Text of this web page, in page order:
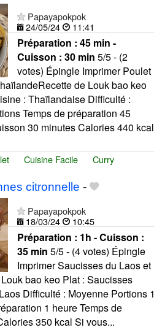
Papayapokpok
24/05/24
11:41
Préparation : 45 min -
Cuisson : 30 min 5/5 - (2
votes) Épingle Imprimer Poulet
de Louk bao keo
: Thaïlandaise Difficulté :
Temps de préparation 45
30 minutes Calories 440 kcal
Cuisine Facile Curry
citronnelle -
Papayapokpok
18/03/24
10:45
Préparation : 1h - Cuisson :
35 min 5/5 - (4 votes) Épingle
Imprimer Saucisses du Laos et
bao keo Plat : Saucisses
Difficulté : Moyenne Portions 1
1 heure Temps de
350 kcal Si vous...